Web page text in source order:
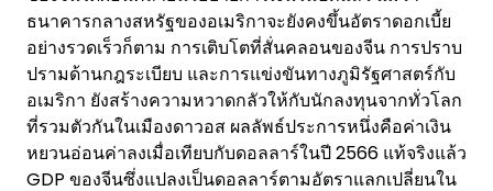
ธนาคารกลางสหรัฐของอเมริกาจะยังคงขึ้นอัตราดอกเบี้ย
อย่างรวดเร็วก็ตาม การเติบโตที่สั่นคลอนของจีน การปราบ
ปรามด้านกฎระเบียบ และการแข่งขันทางภูมิรัฐศาสตร์กับ
อเมริกา ยังสร้างความหวาดกลัวให้กับนักลงทุนจากทั่วโลก
ที่รวมตัวกันในเมืองดาวอส ผลลัพธ์ประการหนึ่งคือค่าเงิน
หยวนอ่อนค่าลงเมื่อเทียบกับดอลลาร์ในปี 2566 แท้จริงแล้ว
GDP ของจีนซึ่งแปลงเป็นดอลลาร์ตามอัตราแลกเปลี่ยนใน